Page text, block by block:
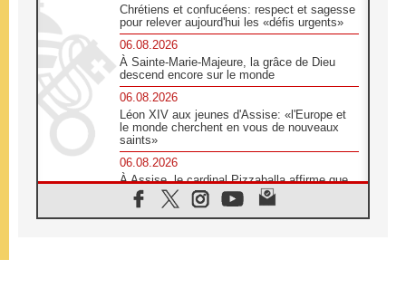
Chrétiens et confucéens: respect et sagesse
pour relever aujourd'hui les «défis urgents»
06.08.2026
À Sainte-Marie-Majeure, la grâce de Dieu
descend encore sur le monde
06.08.2026
Léon XIV aux jeunes d'Assise: «l'Europe et
le monde cherchent en vous de nouveaux
saints»
06.08.2026
À Assise, le cardinal Pizzaballa affirme que
«les chrétiens veulent la paix»
06.08.2026